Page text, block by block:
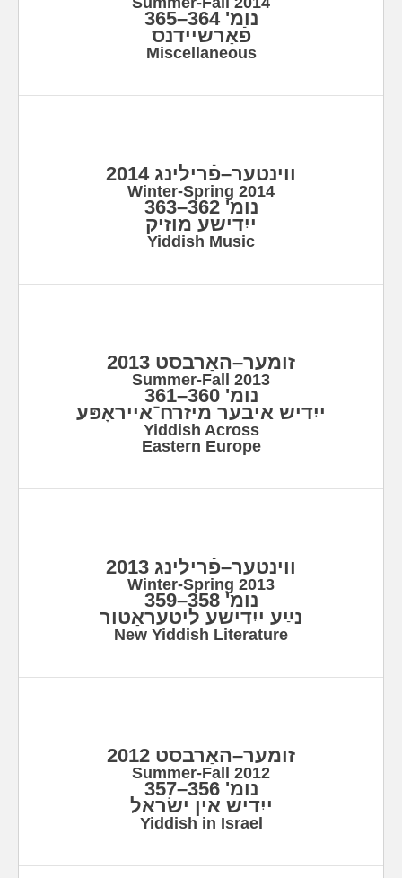
נומ' 364–365
פֿאַרשיידנס
Miscellaneous
ווינטער–פֿרילינג 2014
Winter-Spring 2014
נומ' 362–363
ייִדישע מוזיק
Yiddish Music
זומער–האַרבסט 2013
Summer-Fall 2013
נומ' 360–361
ייִדיש איבער מיזרח־אייראָפּע
Yiddish Across
Eastern Europe
ווינטער–פֿרילינג 2013
Winter-Spring 2013
נומ' 358–359
נײַע ייִדישע ליטעראַטור
New Yiddish Literature
זומער–האַרבסט 2012
Summer-Fall 2012
נומ' 356–357
ייִדיש אין ישׂראל
Yiddish in Israel